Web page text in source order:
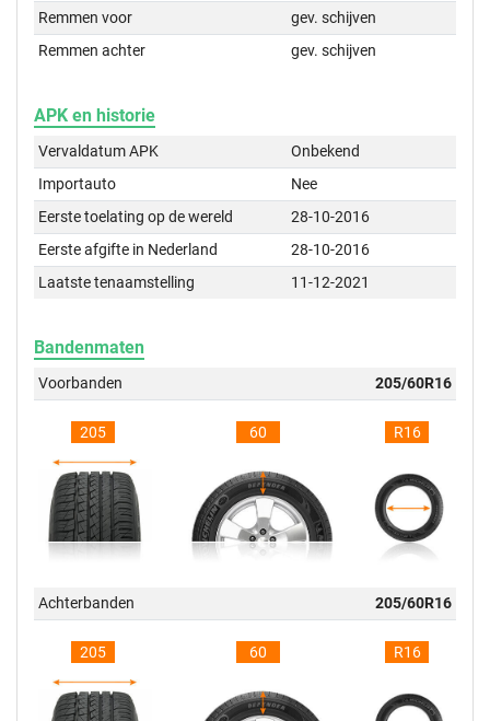
Remmen voor
gev. schijven
Remmen achter
gev. schijven
APK en historie
Vervaldatum APK
Onbekend
Importauto
Nee
Eerste toelating op de wereld
28-10-2016
Eerste afgifte in Nederland
28-10-2016
Laatste tenaamstelling
11-12-2021
Bandenmaten
Voorbanden 205/60R16
205 60 R16
Achterbanden 205/60R16
205 60 R16